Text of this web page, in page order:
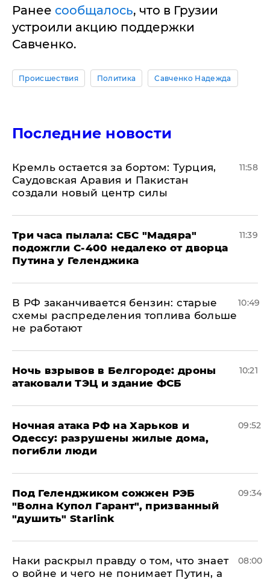
Ранее сообщалось, что в Грузии
устроили акцию поддержки
Савченко.
Происшествия Политика Савченко Надежда
Последние новости
​Кремль остается за бортом: Турция,
Саудовская Аравия и Пакистан
создали новый центр силы
11:58
Три часа пылала: СБС "Мадяра"
подожгли С-400 недалеко от дворца
Путина у Геленджика
11:39
​В РФ заканчивается бензин: старые
схемы распределения топлива больше
не работают
10:49
​Ночь взрывов в Белгороде: дроны
атаковали ТЭЦ и здание ФСБ
10:21
​Ночная атака РФ на Харьков и
Одессу: разрушены жилые дома,
погибли люди
09:52
Под Геленджиком сожжен РЭБ
"Волна Купол Гарант", призванный
"душить" Starlink
09:34
Наки раскрыл правду о том, что знает
о войне и чего не понимает Путин, а
08:00